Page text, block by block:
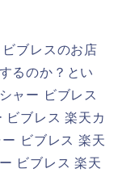
ブレスのお店
るのか？とい
ャー ビブレス
ビブレス 楽天カ
ビブレス 楽天
ビブレス 楽天